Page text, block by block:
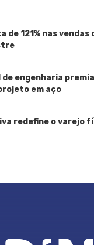
de 121% nas
de engenharia
em aço
redefine o varejo